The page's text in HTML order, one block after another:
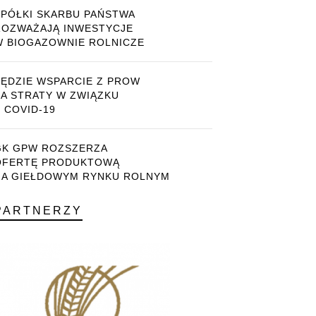
SKARBU PAŃSTWA
INWESTYCJE
BIOGAZOWNIE ROLNICZE
WSPARCIE Z PROW
STRATY W ZWIĄZKU
COVID-19
GPW ROZSZERZA
PRODUKTOWĄ
GIEŁDOWYM RYNKU ROLNYM